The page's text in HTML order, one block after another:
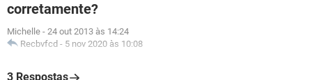
corretamente?
Michelle - 24 out 2013 às 14:24
Recbvfcd - 5 nov 2020 às 10:08
3 Respostas